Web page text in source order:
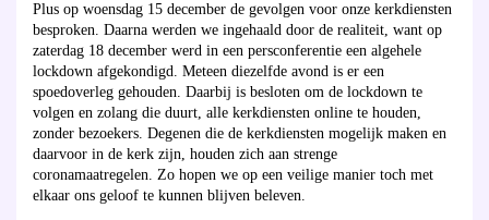
Plus op woensdag 15 december de gevolgen voor onze kerkdiensten
besproken. Daarna werden we ingehaald door de realiteit, want op
zaterdag 18 december werd in een persconferentie een algehele
lockdown afgekondigd. Meteen diezelfde avond is er een
spoedoverleg gehouden. Daarbij is besloten om de lockdown te
volgen en zolang die duurt, alle kerkdiensten online te houden,
zonder bezoekers. Degenen die de kerkdiensten mogelijk maken en
daarvoor in de kerk zijn, houden zich aan strenge
coronamaatregelen. Zo hopen we op een veilige manier toch met
elkaar ons geloof te kunnen blijven beleven.